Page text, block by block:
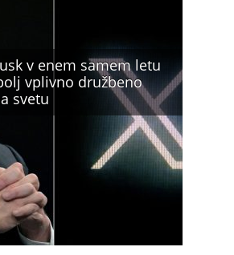
v enem samem letu
vplivno družbeno
svetu